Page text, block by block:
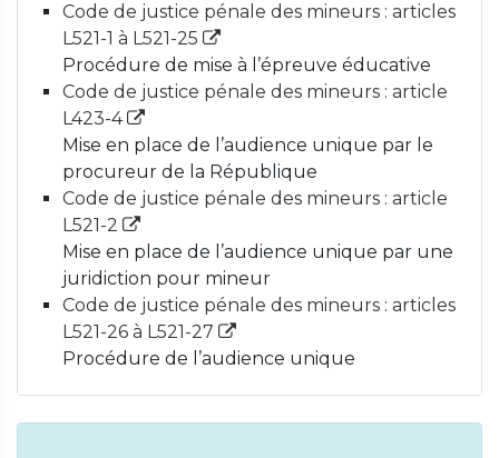
Code de justice pénale des mineurs : articles
L521-1 à L521-25
Procédure de mise à l’épreuve éducative
Code de justice pénale des mineurs : article
L423-4
Mise en place de l’audience unique par le
procureur de la République
Code de justice pénale des mineurs : article
L521-2
Mise en place de l’audience unique par une
juridiction pour mineur
Code de justice pénale des mineurs : articles
L521-26 à L521-27
Procédure de l’audience unique